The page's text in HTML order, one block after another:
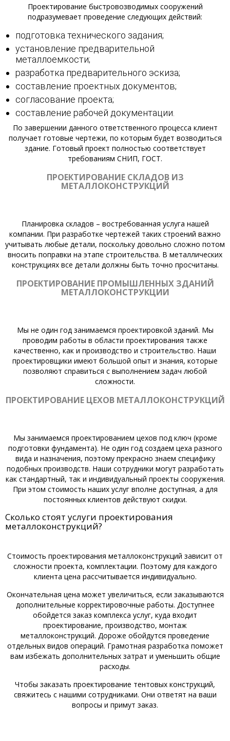
Проектирование быстровозводимых сооружений
подразумевает проведение следующих действий:
подготовка технического задания;
установление предварительной
металлоемкости;
разработка предварительного эскиза;
составление проектных документов;
согласование проекта;
составление рабочей документации.
По завершении данного ответственного процесса клиент
получает готовые чертежи, по которым будет возводиться
здание. Готовый проект полностью соответствует
требованиям СНИП, ГОСТ.
ПРОЕКТИРОВАНИЕ СКЛАДОВ ИЗ
МЕТАЛЛОКОНСТРУКЦИЙ
Планировка складов – востребованная услуга нашей
компании. При разработке чертежей таких строений важно
учитывать любые детали, поскольку довольно сложно потом
вносить поправки на этапе строительства. В металлических
конструкциях все детали должны быть точно просчитаны.
ПРОЕКТИРОВАНИЕ ПРОМЫШЛЕННЫХ ЗДАНИЙ
МЕТАЛЛОКОНСТРУКЦИИ
Мы не один год занимаемся проектировкой зданий. Мы
проводим работы в области проектирования также
качественно, как и производство и строительство. Наши
проектировщики имеют большой опыт и знания, которые
позволяют справиться с выполнением задач любой
сложности.
ПРОЕКТИРОВАНИЕ ЦЕХОВ МЕТАЛЛОКОНСТРУКЦИЙ
Мы занимаемся проектированием цехов под ключ (кроме
подготовки фундамента). Не один год создаем цеха разного
вида и назначения, поэтому прекрасно знаем специфику
подобных производств. Наши сотрудники могут разработать
как стандартный, так и индивидуальный проекты сооружения.
При этом стоимость наших услуг вполне доступная, а для
постоянных клиентов действуют скидки.
Сколько стоят услуги проектирования
металлоконструкций?
Стоимость проектирования металлоконструкций зависит от
сложности проекта, комплектации. Поэтому для каждого
клиента цена рассчитывается индивидуально.
Окончательная цена может увеличиться, если заказываются
дополнительные корректировочные работы. Доступнее
обойдется заказ комплекса услуг, куда входит
проектирование, производство, монтаж
металлоконструкций. Дороже обойдутся проведение
отдельных видов операций. Грамотная разработка поможет
вам избежать дополнительных затрат и уменьшить общие
расходы.
Чтобы заказать проектирование тентовых конструкций,
свяжитесь с нашими сотрудниками. Они ответят на ваши
вопросы и примут заказ.